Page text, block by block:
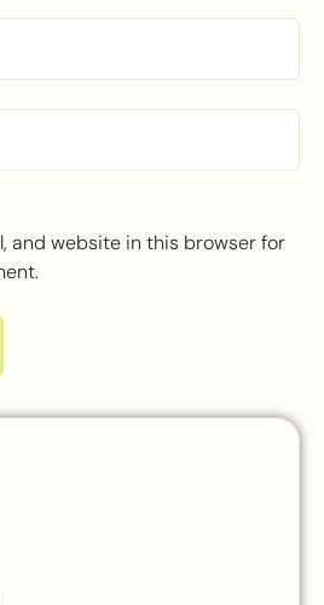
and website in this browser for